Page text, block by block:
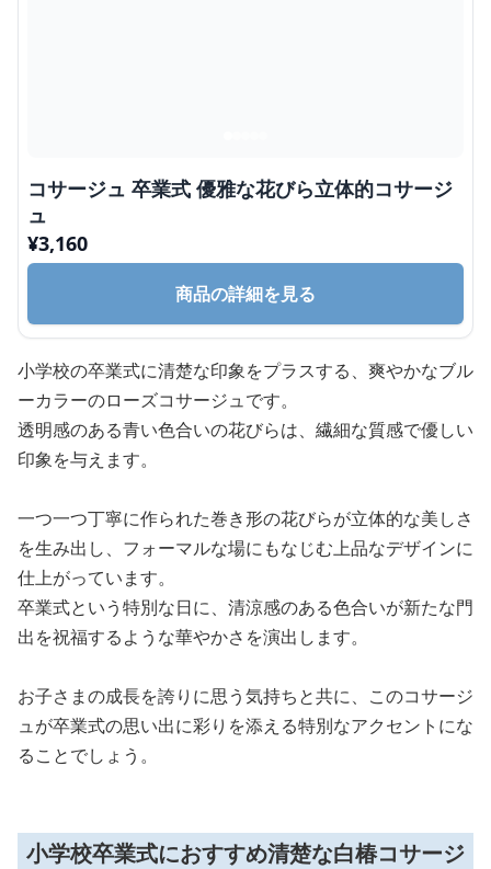
コサージュ 卒業式 優雅な花びら立体的コサージ
ュ
¥3,160
商品の詳細を見る
小学校の卒業式に清楚な印象をプラスする、爽やかなブル
ーカラーのローズコサージュです。
透明感のある青い色合いの花びらは、繊細な質感で優しい
印象を与えます。
一つ一つ丁寧に作られた巻き形の花びらが立体的な美しさ
を生み出し、フォーマルな場にもなじむ上品なデザインに
仕上がっています。
卒業式という特別な日に、清涼感のある色合いが新たな門
出を祝福するような華やかさを演出します。
お子さまの成長を誇りに思う気持ちと共に、このコサージ
ュが卒業式の思い出に彩りを添える特別なアクセントにな
ることでしょう。
小学校卒業式におすすめ清楚な白椿コサージ